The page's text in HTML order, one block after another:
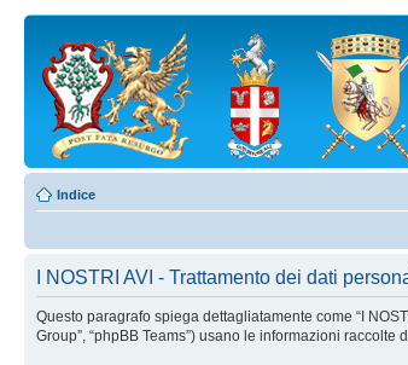
Indice
I NOSTRI AVI - Trattamento dei dati
Questo paragrafo spiega dettagliatamente come “I
Group”, “phpBB Teams”) usano le informazioni